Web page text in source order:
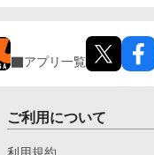
アプリ一覧
ご利用について